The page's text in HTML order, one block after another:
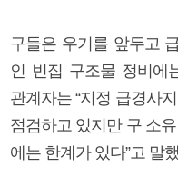
구들은 우기를 앞두고
인 빈집 구조물 정비에
관계자는 “지정 급경사
점검하고 있지만 구 소
에는 한계가 있다”고 말